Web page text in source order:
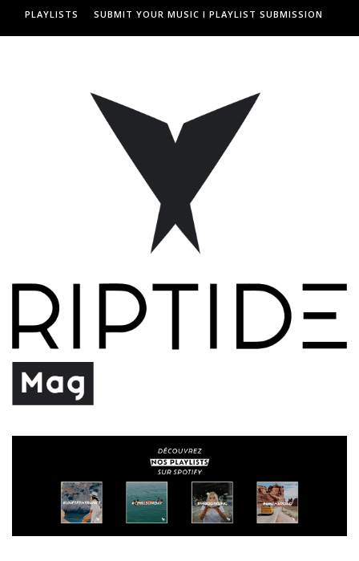
PLAYLISTS SUBMIT YOUR MUSIC I PLAYLIST SUBMISSION